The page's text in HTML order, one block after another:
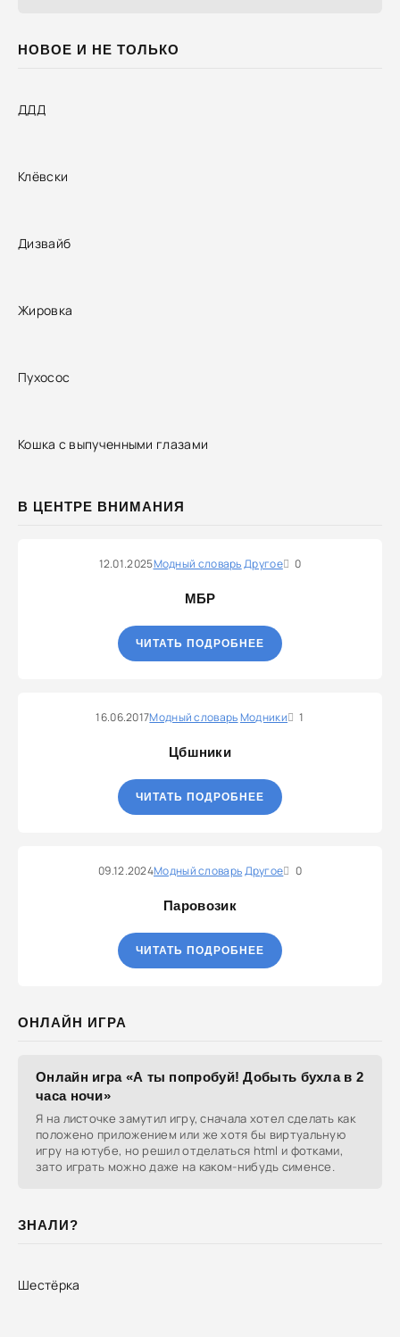
НОВОЕ И НЕ ТОЛЬКО
ДДД
Клёвски
Дизвайб
Жировка
Пухосос
Кошка с выпученными глазами
В ЦЕНТРЕ ВНИМАНИЯ
12.01.2025Модный словарьДругое 0
МБР
ЧИТАТЬ ПОДРОБНЕЕ
16.06.2017Модный словарьМодники 1
Цбшники
ЧИТАТЬ ПОДРОБНЕЕ
09.12.2024Модный словарьДругое 0
Паровозик
ЧИТАТЬ ПОДРОБНЕЕ
ОНЛАЙН ИГРА
Онлайн игра «А ты попробуй! Добыть бухла в 2
часа ночи»
Я на листочке замутил игру, сначала хотел сделать как
положено приложением или же хотя бы виртуальную
игру на ютубе, но решил отделаться html и фотками,
зато играть можно даже на каком-нибудь сименсе.
ЗНАЛИ?
Шестёрка